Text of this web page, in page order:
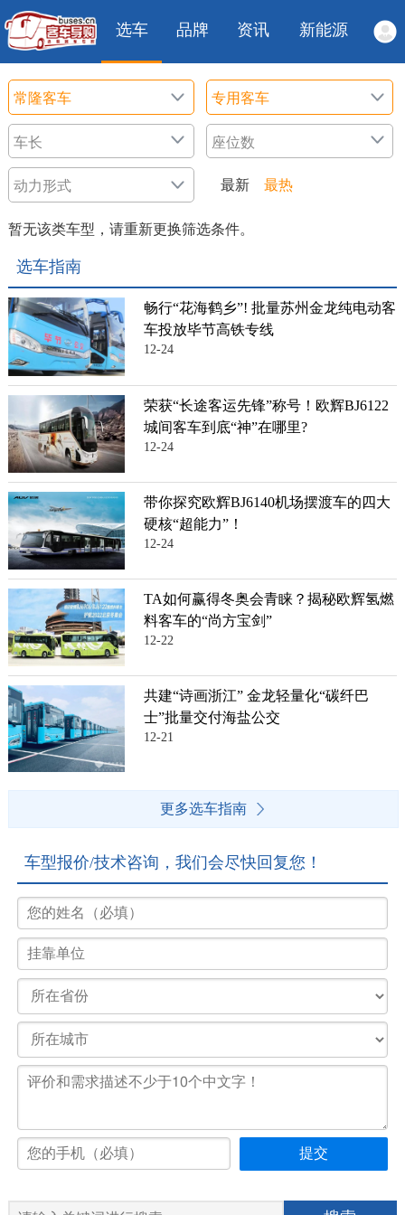
选车 品牌 资讯 新能源
最新 最热
暂无该类车型，请重新更换筛选条件。
选车指南
畅行“花海鹤乡”! 批量苏州金龙纯电动客
车投放毕节高铁专线
12-24
荣获“长途客运先锋”称号！欧辉BJ6122
城间客车到底“神”在哪里?
12-24
带你探究欧辉BJ6140机场摆渡车的四大
硬核“超能力”！
12-24
TA如何赢得冬奥会青睐？揭秘欧辉氢燃
料客车的“尚方宝剑”
12-22
共建“诗画浙江” 金龙轻量化“碳纤巴
士”批量交付海盐公交
12-21
更多选车指南
车型报价/技术咨询，我们会尽快回复您！